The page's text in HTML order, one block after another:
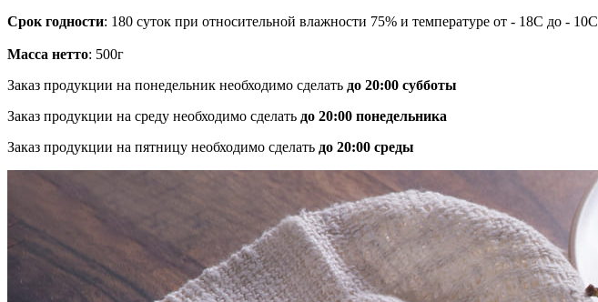
Срок годности: 180 суток при относительной влажности 75% и температуре от - 18С до - 10С
Масса нетто: 500г
Заказ продукции на понедельник необходимо сделать до 20:00 субботы
Заказ продукции на среду необходимо сделать до 20:00 понедельника
Заказ продукции на пятницу необходимо сделать до 20:00 среды